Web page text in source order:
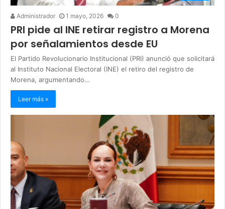
Administrador 1 mayo, 2026 0
PRI pide al INE retirar registro a Morena
por señalamientos desde EU
El Partido Revolucionario Institucional (PRI) anunció que solicitará
al Instituto Nacional Electoral (INE) el retiro del registro de
Morena, argumentando…
Leer más »